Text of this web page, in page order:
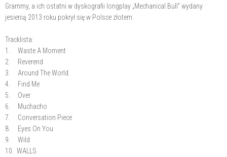
Grammy, a ich ostatni w dyskografii longplay „Mechanical Bull” wydany
jesienią 2013 roku pokrył się w Polsce złotem.
Tracklista:
1. Waste A Moment
2. Reverend
3. Around The World
4. Find Me
5. Over
6. Muchacho
7. Conversation Piece
8. Eyes On You
9. Wild
10. WALLS